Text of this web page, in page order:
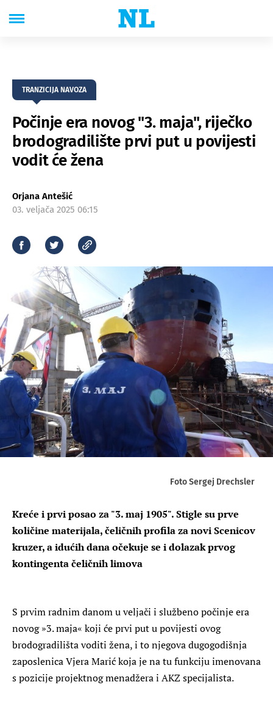
TRANZICIJA NAVOZA
Počinje era novog "3. maja", riječko
brodogradilište prvi put u povijesti
vodit će žena
Orjana Antešić
03. veljača 2025 06:15
Foto Sergej Drechsler
Kreće i prvi posao za "3. maj 1905". Stigle su prve
količine materijala, čeličnih profila za novi Scenicov
kruzer, a idućih dana očekuje se i dolazak prvog
kontingenta čeličnih limova
S prvim radnim danom u veljači i službeno počinje era
novog »3. maja« koji će prvi put u povijesti ovog
brodogradilišta voditi žena, i to njegova dugogodišnja
zaposlenica Vjera Marić koja je na tu funkciju imenovana
s pozicije projektnog menadžera i AKZ specijalista.